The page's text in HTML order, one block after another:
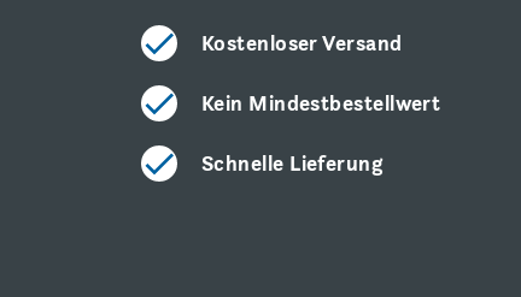
Kostenloser Versand
Kein Mindestbestellwert
Schnelle Lieferung